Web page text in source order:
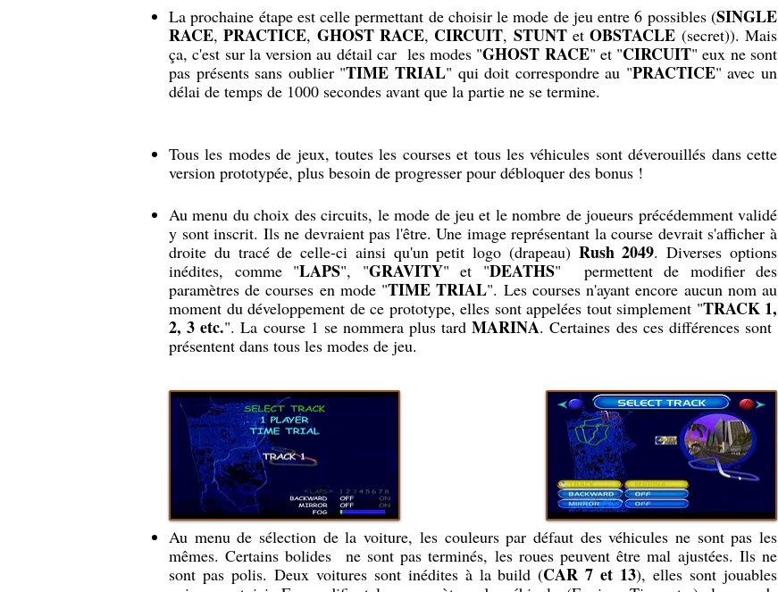
La prochaine étape est celle permettant de choisir le mode de jeu entre 6 possibles (SINGLE
RACE,PRACTICE, GHOST RACE, CIRCUIT, STUNTetOBSTACLE (secret)). Mais
ça, c'est sur la version au détail car les modes "GHOST RACE" et "CIRCUIT" eux ne sont
pas présents sans oublier "TIME TRIAL" qui doit correspondre au "PRACTICE" avec un
délai de temps de 1000 secondes avant que la partie ne se termine.
Tous les modes de jeux, toutes les courses et tous les véhicules sont déverouillés dans cette
version prototypée, plus besoin de progresser pour débloquer des bonus !
Au menu du choix des circuits, le mode de jeu et le nombre de joueurs précédemment validé
y sont inscrit. Ils ne devraient pas l'être. Une image représentant la course devrait s'afficher à
droite du tracé de celle-ci ainsi qu'un petit logo (drapeau) Rush 2049. Diverses options
inédites, comme "LAPS", "GRAVITY" et "DEATHS" permettent de modifier des
paramètres de courses en mode "TIME TRIAL". Les courses n'ayant encore aucun nom au
moment du développement de ce prototype, elles sont appelées tout simplement "TRACK 1,
2, 3 etc.". La course 1 se nommera plus tardMARINA. Certaines des ces différences sont
présentent dans tous les modes de jeu.
Au menu de sélection de la voiture, les couleurs par défaut des véhicules ne sont pas les
mêmes. Certains bolides ne sont pas terminés, les roues peuvent être mal ajustées. Ils ne
sont pas polis. Deux voitures sont inédites à la build (CAR 7 et 13), elles sont jouables